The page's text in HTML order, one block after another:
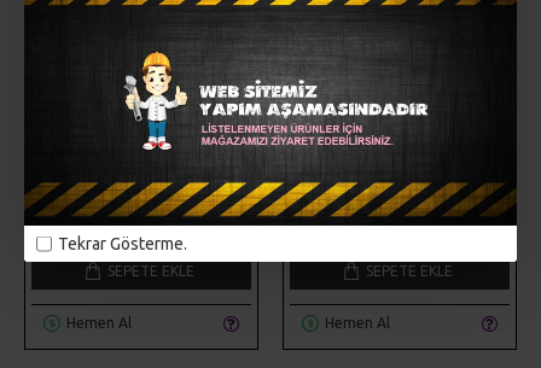
Tekrar Gösterme.
SM-BB-216-Mimoza
ALIZE BABY BEST 216
MIMOZA
52,00TL
SEPETE EKLE
Hemen Al
Alize SM-BB-224
ALIZE BABY BEST 224
52,00TL
SEPETE EKLE
Hemen Al